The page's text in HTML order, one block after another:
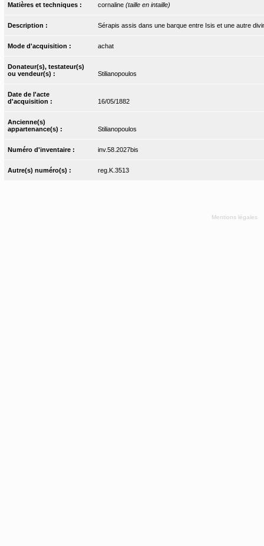
Matières et techniques : cornaline (taille en intaille)
Description : Sérapis assis dans une barque entre Isis et une autre
Mode d'acquisition : achat
Donateur(s), testateur(s)
ou vendeur(s) :
Stilianopoulos
Date de l'acte
d'acquisition :
16/05/1882
Ancienne(s)
appartenance(s) :
Stilianopoulos
Numéro d'inventaire : inv.58.2027bis
Autre(s) numéro(s) : reg.K.3513
Mentions légales